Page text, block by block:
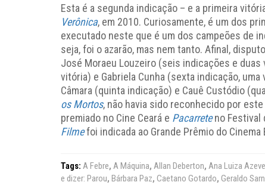
Esta é a segunda indicação – e a primeira
Verônica, em 2010. Curiosamente, é um dos
executado neste que é um dos campeões de
seja, foi o azarão, mas nem tanto. Afinal,
José Moraeu Louzeiro (seis indicações e
vitória) e Gabriela Cunha (sexta indicação,
Câmara (quinta indicação) e Cauê Custódio
os Mortos, não havia sido reconhecido por
premiado no Cine Ceará e Pacarreteno Festival
Filmefoi indicada ao Grande Prêmio do Cinema
Tags: A Febre, A Máquina, Allan Deberton, Ana Luiza
e dizer: Parou, Bárbara Paz, Caetano Gotardo, Geraldo